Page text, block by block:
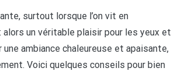
surtout lorsque l’on vit en
un véritable plaisir pour les yeux et
ambiance chaleureuse et apaisante,
Voici quelques conseils pour bien